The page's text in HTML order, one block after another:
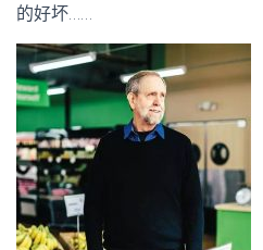
的好坏……